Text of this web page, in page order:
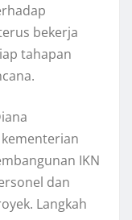
bekerja
tahapan
IKN
dan
Langkah